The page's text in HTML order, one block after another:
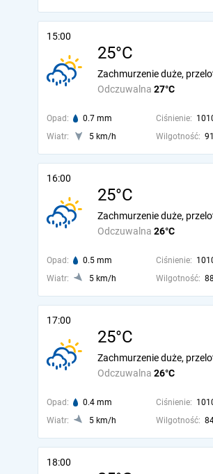
15:00
25°C
Odczuwalna 27°C
Zachmurzenie duże,
Opad: 0.7 mm Ciśnienie:
Wiatr:
5 km/h Wilgotność:
16:00
25°C
Odczuwalna 26°C
Zachmurzenie duże,
Opad: 0.5 mm Ciśnienie:
Wiatr:
5 km/h Wilgotność:
17:00
25°C
Odczuwalna 26°C
Zachmurzenie duże,
Opad: 0.4 mm Ciśnienie:
Wiatr:
5 km/h Wilgotność:
18:00